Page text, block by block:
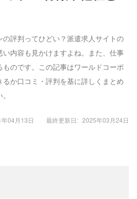
評判ってひどい？派遣求人サイトの
内容も見かけますよね。また、仕事
のです。この記事はワールドコーポ
か口コミ・評判を基に詳しくまとめ
04月13日 最終更新日: 2025年03月24日